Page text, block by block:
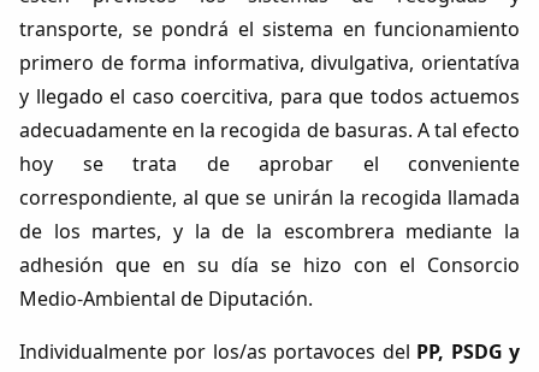
transporte, se pondrá el sistema en funcionamiento
primero de forma informativa, divulgativa, orientatíva
y llegado el caso coercitiva, para que todos actuemos
adecuadamente en la recogida de basuras. A tal efecto
hoy se trata de aprobar el conveniente
correspondiente, al que se unirán la recogida llamada
de los martes, y la de la escombrera mediante la
adhesión que en su día se hizo con el Consorcio
Medio-Ambiental de Diputación.
Individualmente por los/as portavoces del PP, PSDG y
Comparte
Compartir en Facebook